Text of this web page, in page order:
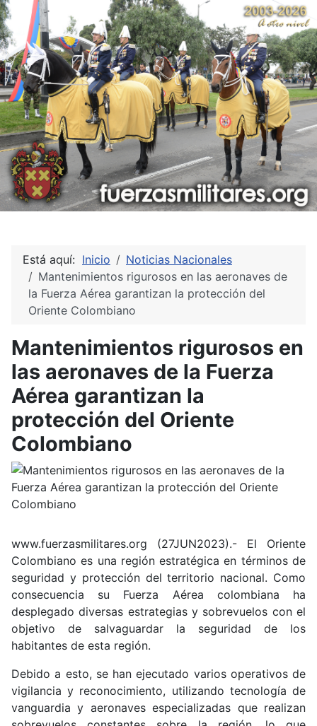
Está aquí: Inicio
Noticias Nacionales
Mantenimientos rigurosos en las aeronaves de
la Fuerza Aérea garantizan la protección del
Oriente Colombiano
Mantenimientos rigurosos en
las aeronaves de la Fuerza
Aérea garantizan la
protección del Oriente
Colombiano
www.fuerzasmilitares.org (27JUN2023).- El Oriente
Colombiano es una región estratégica en términos de
seguridad y protección del territorio nacional. Como
consecuencia su Fuerza Aérea colombiana ha
desplegado diversas estrategias y sobrevuelos con el
objetivo de salvaguardar la seguridad de los
habitantes de esta región.
Debido a esto, se han ejecutado varios operativos de
vigilancia y reconocimiento, utilizando tecnología de
vanguardia y aeronaves especializadas que realizan